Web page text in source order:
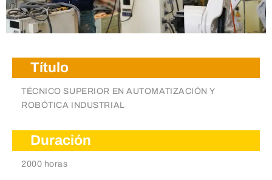
Título
TÉCNICO SUPERIOR EN AUTOMATIZACIÓN Y
ROBÓTICA INDUSTRIAL
Duración
2000 horas